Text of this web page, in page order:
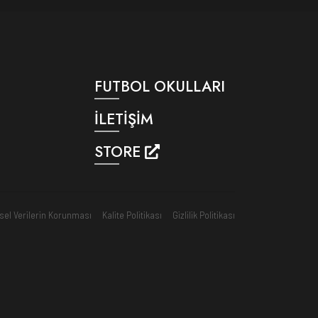
FUTBOL OKULLARI
İLETİŞİM
STORE
Verilerin Korunması Kalite Politikası Gizlilik Politikası